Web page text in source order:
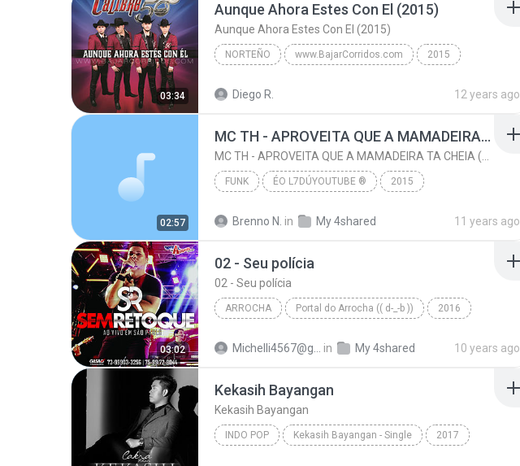
03:34
Aunque Ahora Estes Con El (2015)
Aunque Ahora Estes Con El (2015)
NORTEÑO www.BajarCorridos.com 2015
Diego R. 12 years ago
02:57
MC TH - APROVEITA QUE A MAMADEIRA TA CHEIA (LANÇAMENTO OFICIAL 2015)
FUNK ÉO L7DÚYOUTUBE ® 2015
Brenno N. in My 4shared 11 years ago
03:02
02 - Seu polícia
02 - Seu polícia
ARROCHA Portal do Arrocha (( d-_-b )) 2016
in My 4shared 10 years ago
Kekasih Bayangan
Kekasih Bayangan
INDO POP Kekasih Bayangan - Single 2017